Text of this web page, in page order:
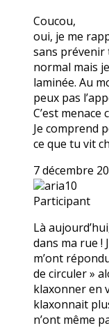
Coucou,
oui, je me
sans prévenir
normal mais
laminée. Au
peux pas
C’est menace
Je comprend
ce que tu vit
7 décembre
aria10
Participant
Là
dans ma rue !
m’ont
de circuler »
klaxonner en
klaxonnait
n’ont même